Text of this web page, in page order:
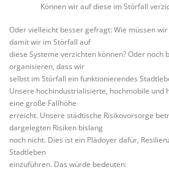
Können wir auf diese im Störfall
Oder vielleicht besser gefragt: Wie müssen
damit wir im Störfall auf
diese Systeme verzichten können? Oder noch
organisieren, dass wir
selbst im Störfall ein funktionierendes
Unsere hochindustrialisierte, hochmobile und
eine große Fallhöhe
erreicht. Unsere städtische Risikovorsorge
dargelegten Risiken bislang
noch nicht. Dies ist ein Plädoyer dafür,
Stadtleben
einzuführen. Das würde bedeuten: